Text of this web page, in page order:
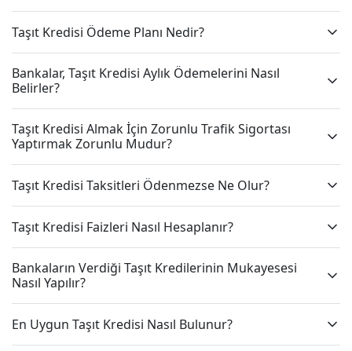
Taşıt Kredisi Ödeme Planı Nedir?
Bankalar, Taşıt Kredisi Aylık Ödemelerini Nasıl
Belirler?
Taşıt Kredisi Almak İçin Zorunlu Trafik Sigortası
Yaptırmak Zorunlu Mudur?
Taşıt Kredisi Taksitleri Ödenmezse Ne Olur?
Taşıt Kredisi Faizleri Nasıl Hesaplanır?
Bankaların Verdiği Taşıt Kredilerinin Mukayesesi
Nasıl Yapılır?
En Uygun Taşıt Kredisi Nasıl Bulunur?